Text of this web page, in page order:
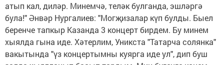
атып кал, диләр. Минемчә, теләк булганда, эшләргә
була!" Әнвәр Нургалиев: "Могҗизалар күп булды. Быел
беренче тапкыр Казанда 3 концерт бирдем. Бу минем
хыялда гына иде. Хәтерлим, Уникста "Татарча солянка"
вакытында "үз концертымны куярга иде ул", дип буш